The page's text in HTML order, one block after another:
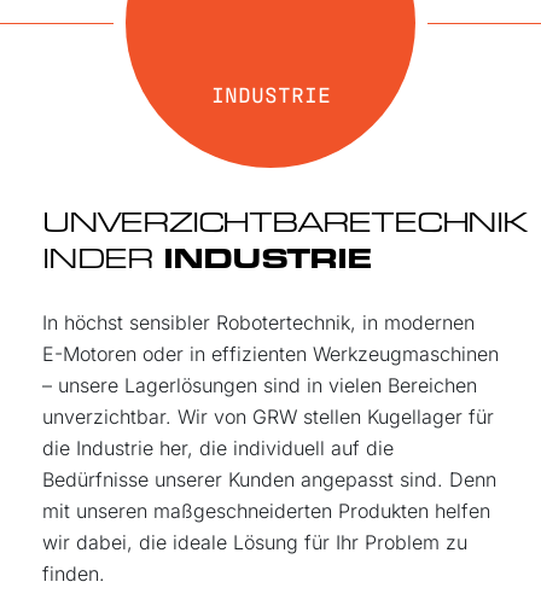
INDUSTRIE
UNVERZICHTBARETECHNIK
INDER INDUSTRIE
In höchst sensibler Robotertechnik, in modernen
E-Motoren oder in effizienten Werkzeugmaschinen
– unsere Lagerlösungen sind in vielen Bereichen
unverzichtbar. Wir von GRW stellen Kugellager für
die Industrie her, die individuell auf die
Bedürfnisse unserer Kunden angepasst sind. Denn
mit unseren maßgeschneiderten Produkten helfen
wir dabei, die ideale Lösung für Ihr Problem zu
finden.